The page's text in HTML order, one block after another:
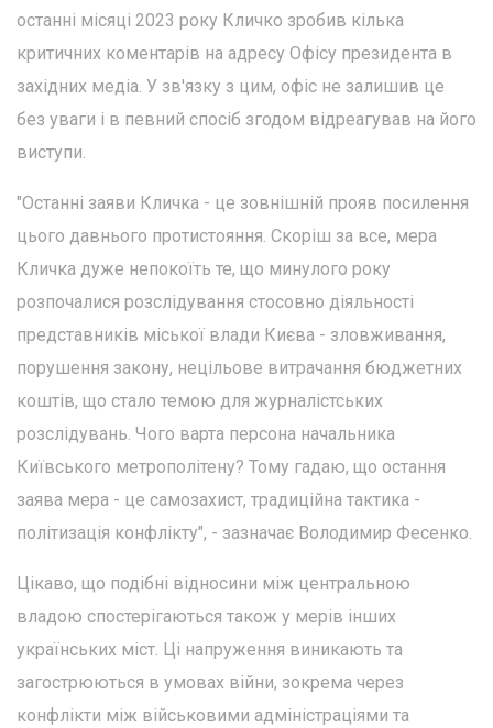
останні місяці 2023 року Кличко зробив кілька
критичних коментарів на адресу Офісу президента в
західних медіа. У зв'язку з цим, офіс не залишив це
без уваги і в певний спосіб згодом відреагував на його
виступи.
"Останні заяви Кличка - це зовнішній прояв посилення
цього давнього протистояння. Скоріш за все, мера
Кличка дуже непокоїть те, що минулого року
розпочалися розслідування стосовно діяльності
представників міської влади Києва - зловживання,
порушення закону, нецільове витрачання бюджетних
коштів, що стало темою для журналістських
розслідувань. Чого варта персона начальника
Київського метрополітену? Тому гадаю, що остання
заява мера - це самозахист, традиційна тактика -
політизація конфлікту", - зазначає Володимир Фесенко.
Цікаво, що подібні відносини між центральною
владою спостерігаються також у мерів інших
українських міст. Ці напруження виникають та
загострюються в умовах війни, зокрема через
конфлікти між військовими адміністраціями та